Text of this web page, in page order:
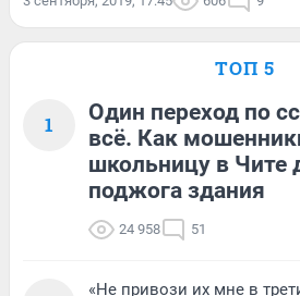
ТОП 5
1
Один переход по
всё. Как
школьницу в Чите
поджога здания
24 958 51
«Не привози их мне в